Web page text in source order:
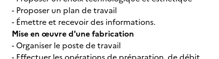
- Proposer un plan de travail
- Émettre et recevoir des informations.
Mise en œuvre d'une fabrication
- Organiser le poste de travail